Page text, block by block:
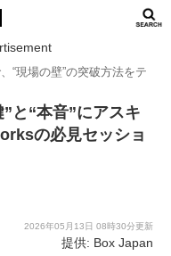
“現場の壁”の突破方法をテ
と“本音”にアスキ
の必見セッショ
2026年05月13日 08時30分更新
提供: Box Japan